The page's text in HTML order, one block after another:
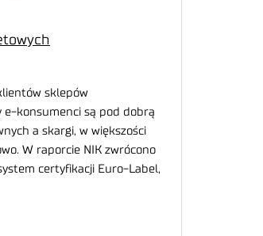
sklepów
e-konsumenci są pod dobrą
a skargi, w większości
W raporcie NIK zwrócono
certyfikacji Euro-Label,